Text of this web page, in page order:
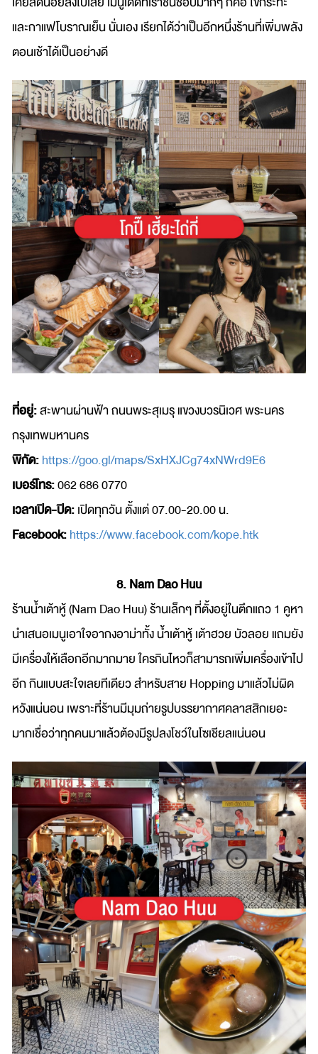
และกาแฟโบราณเย็น นั่นเอง เรียกได้ว่าเป็นอีกหนึ่งร้านที่เพิ่มพลัง
ตอนเช้าได้เป็นอย่างดี
ที่อยู่:สะพานผ่านฟ้า ถนนพระสุเมรุ แขวงบวรนิเวศ พระนคร
กรุงเทพมหานคร
พิกัด:https://goo.gl/maps/SxHXJCg74xNWrd9E6
เบอร์โทร:062 686 0770
เวลาเปิด-ปิด:เปิดทุกวัน ตั้งแต่ 07.00-20.00 น.
Facebook:https://www.facebook.com/kope.htk
8. Nam Dao Huu
ร้านน้ำเต้าหู้ (Nam Dao Huu) ร้านเล็กๆ ที่ตั้งอยู่ในตึกแถว 1 คูหา
นำเสนอเมนูเอาใจอากงอาม่าทั้ง น้ำเต้าหู้ เต้าฮวย บัวลอย แถมยัง
มีเครื่องให้เลือกอีกมากมาย ใครกินไหวก็สามารถเพิ่มเครื่องเข้าไป
อีก กินแบบสะใจเลยทีเดียว สำหรับสาย Hopping มาแล้วไม่ผิด
หวังแน่นอน เพราะที่ร้านมีมุมถ่ายรูปบรรยากาศคลาสสิกเยอะ
มากเชื่อว่าทุกคนมาแล้วต้องมีรูปลงโชว์ในโซเชียลแน่นอน